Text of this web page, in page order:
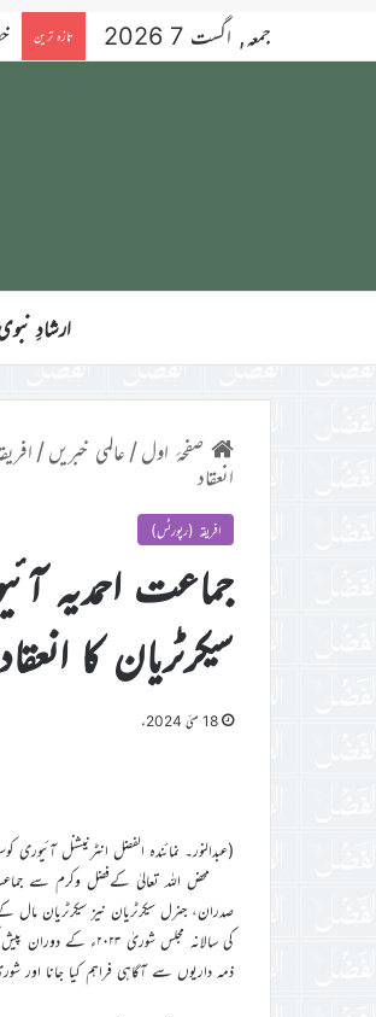
جمعہ, اگست 7 2026 تازہ ترین
ارشادِ
صفحۂ اول/ عالمی خبریں/
انعقاد
افریقہ (رپورٹس)
جماعت احمدیہ
سیکرٹریان کا انعقاد
18 مئی 2024ء
(عبدالنور۔ نمائندہ الفضل انٹرنیشنل آئیوری
صدران، جنرل سیکرٹریان نیز سیکرٹریان
کی سالانہ مجلس
ذمہ داریوں سے آگاہی فراہم کیا جانا اور